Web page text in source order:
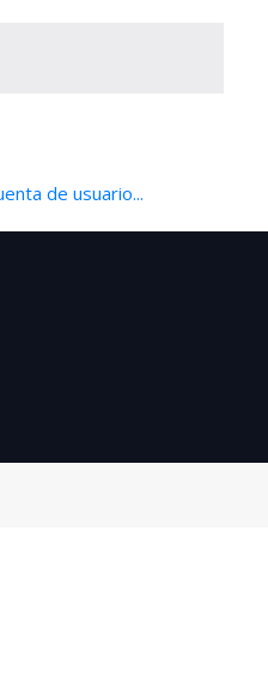
de usuario...